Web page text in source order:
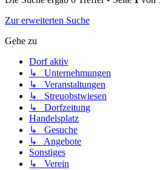
Zur erweiterten Suche
Gehe zu
Dorf aktiv
↳ Unternehmungen
↳ Veranstaltungen
↳ Streuobstwiesen
↳ Dorfzeitung
Handelsplatz
↳ Gesuche
↳ Angebote
Sonstiges
↳ Verein